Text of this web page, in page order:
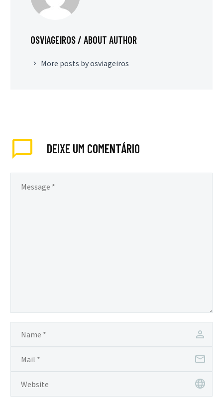
OSVIAGEIROS/ ABOUT AUTHOR
More posts by osviageiros
DEIXE UM COMENTÁRIO